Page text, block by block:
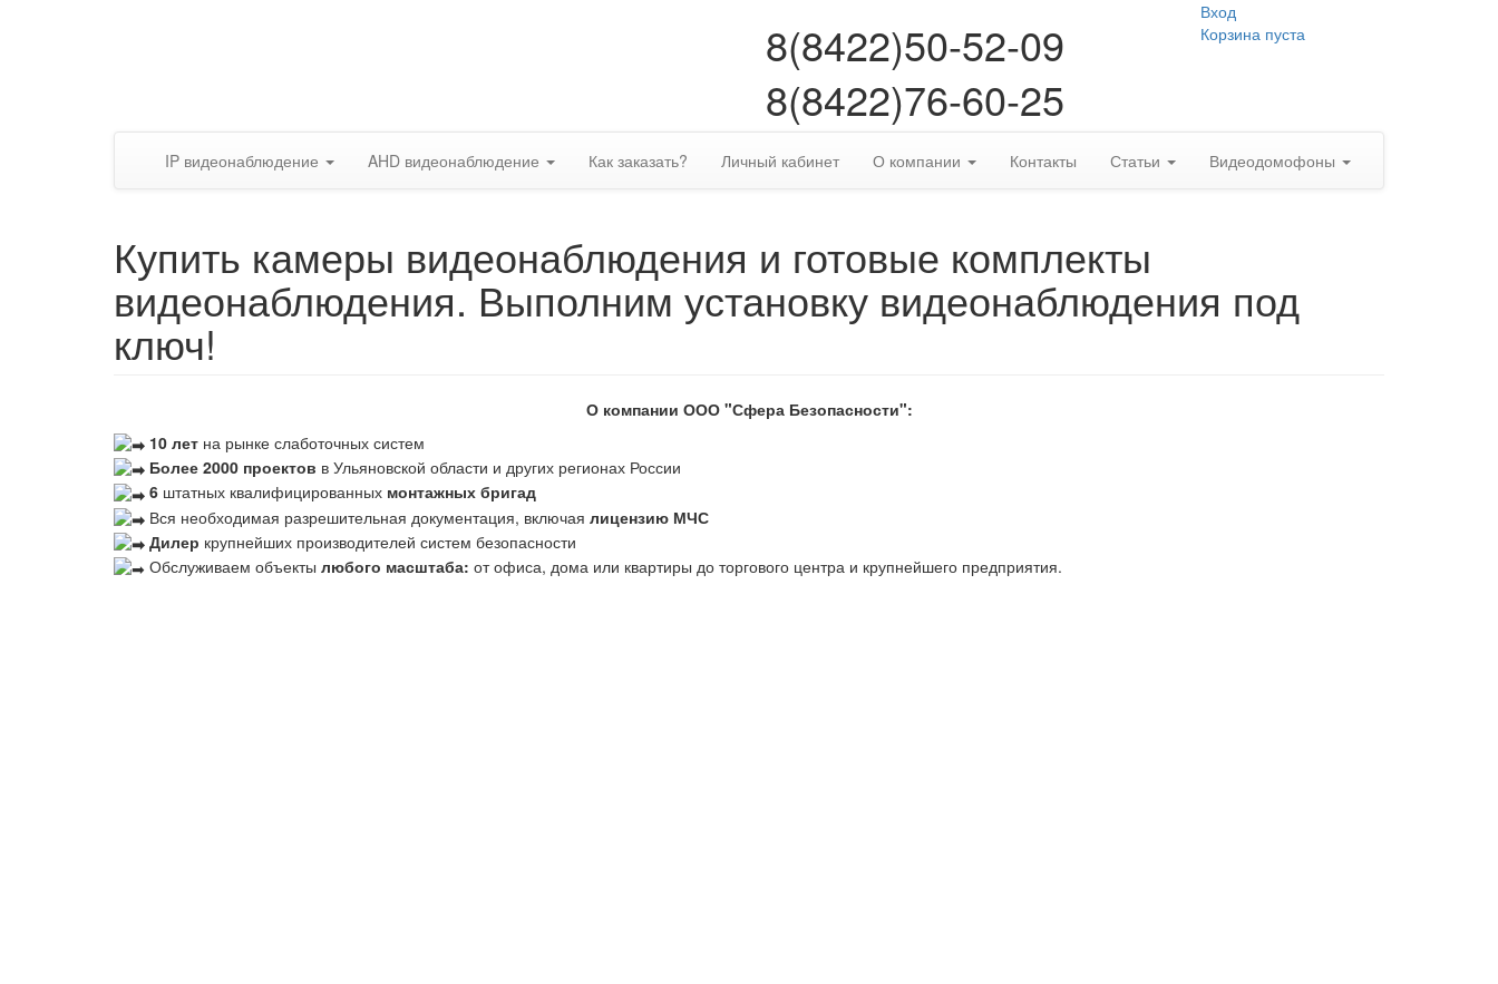
8(8422)50-52-09
8(8422)76-60-25
Вход
Корзина пуста
IP видеонаблюдение AHD видеонаблюдение Как заказать? Личный кабинет О компании Контакты Статьи Видеодомофоны
Купить камеры видеонаблюдения и готовые комплекты
видеонаблюдения. Выполним установку видеонаблюдения под
ключ!
О компании ООО "Сфера Безопасности":
10 лет на рынке слаботочных систем
Более 2000 проектов в Ульяновской области и других регионах России
6 штатных квалифицированных монтажных бригад
Вся необходимая разрешительная документация, включая лицензию МЧС
Дилер крупнейших производителей систем безопасности
Обслуживаем объекты любого масштаба: от офиса, дома или квартиры до торгового центра и крупнейшего предприятия.